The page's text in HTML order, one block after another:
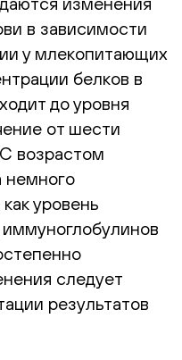
в зависимости
у млекопитающих
белков в
до уровня
от шести
возрастом
немного
уровень
иммуноглобулинов
следует
результатов